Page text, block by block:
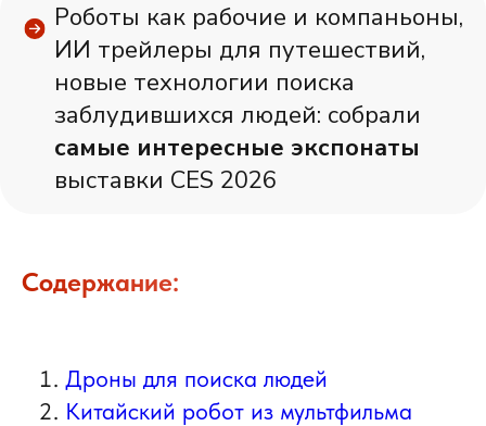
Роботы как рабочие и компаньоны,
ИИ трейлеры для путешествий,
новые технологии поиска
заблудившихся людей: собрали
самые интересные экспонаты
выставки CES 2026
Содержание:
Дроны для поиска людей
Китайский робот из мультфильма